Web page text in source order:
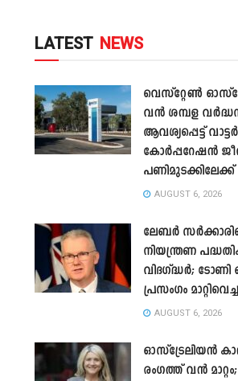
LATEST NEWS
വെസ്റ്റേൺ
വൻ ശമ്പള
ആവശ്യപ്പെട്ട് വാട്ടർ
കോർപ്പറേഷൻ
പണിമുടക്കിലേക്ക്
AUGUST 6, 2026
ലേബർ
നിയന്ത്രണ
വിദഗ്ദ്ധർ; ടോണി
പ്രസംഗം
AUGUST 6, 2026
ഓസ്‌ട്രേലിയൻ
രംഗത്ത് വൻ